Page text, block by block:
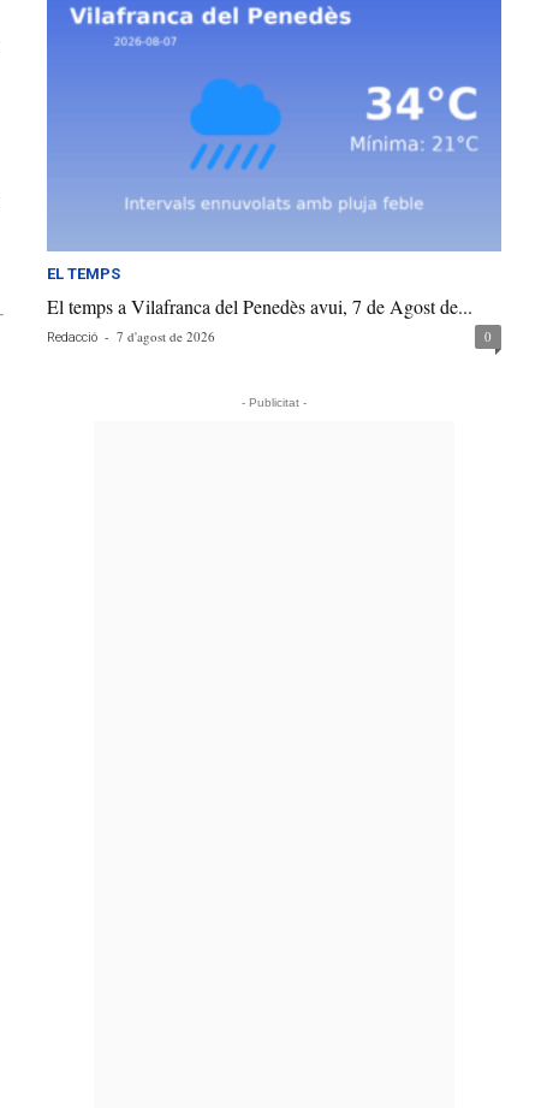
EL TEMPS
El temps a Vilafranca del Penedès avui, 7 de Agost de...
Redacció - 7 d'agost de 2026 0
- Publicitat -